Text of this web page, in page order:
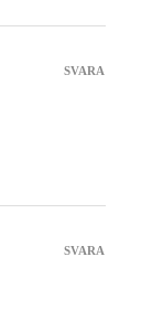
SVARA
SVARA